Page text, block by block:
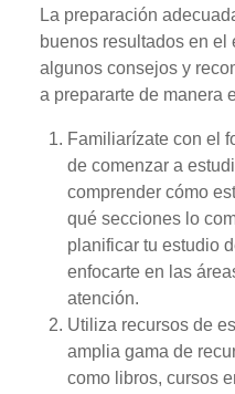
La preparación
buenos resultados en el
algunos consejos y
a prepararte de manera
Familiarízate con el
de comenzar a
comprender cómo
qué secciones lo
planificar tu estudio
enfocarte en las
atención.
Utiliza recursos de
amplia gama de
como libros, cursos